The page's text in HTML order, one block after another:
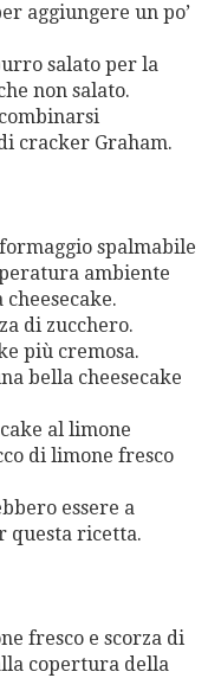
aggiungere un po’
salato per la
non salato.
cracker Graham.
spalmabile
ambiente
di zucchero.
più cremosa.
bella cheesecake
al limone
di limone fresco
essere a
questa ricetta.
fresco e scorza di
copertura della